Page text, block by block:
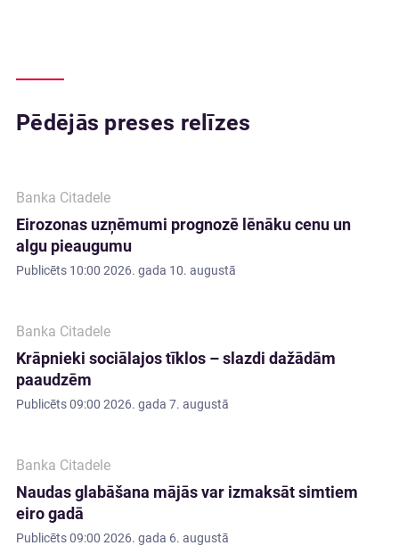
Pēdējās preses relīzes
Banka Citadele
Eirozonas uzņēmumi prognozē lēnāku cenu un
algu pieaugumu
Publicēts 10:00 2026. gada 10. augustā
Banka Citadele
Krāpnieki sociālajos tīklos – slazdi dažādām
paaudzēm
Publicēts09:00 2026. gada 7. augustā
Banka Citadele
Naudas glabāšana mājās var izmaksāt simtiem
eiro gadā
Publicēts09:00 2026. gada 6. augustā